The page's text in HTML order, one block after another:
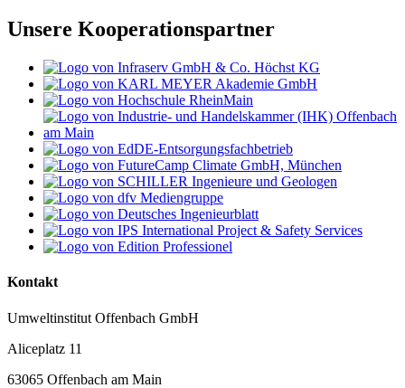
Unsere Kooperationspartner
Kontakt
Umweltinstitut Offenbach GmbH
Aliceplatz 11
63065 Offenbach am Main